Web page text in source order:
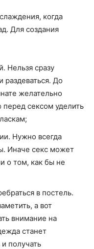
когда
Для создания
Нельзя сразу
раздеваться. До
желательно
перед сексом уделить
Нужно всегда
Иначе секс может
о том, как бы не
в постель.
а вот
внимание на
станет
получать